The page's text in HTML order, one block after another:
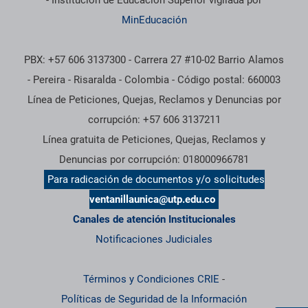
MinEducación
PBX: +57 606 3137300 - Carrera 27 #10-02 Barrio Alamos
- Pereira - Risaralda - Colombia - Código postal: 660003
Línea de Peticiones, Quejas, Reclamos y Denuncias por
corrupción: +57 606 3137211
Línea gratuita de Peticiones, Quejas, Reclamos y
Denuncias por corrupción: 018000966781
Para radicación de documentos y/o solicitudes
ventanillaunica@utp.edu.co
Canales de atención Institucionales
Notificaciones Judiciales
Términos y Condiciones CRIE -
Políticas de Seguridad de la Información